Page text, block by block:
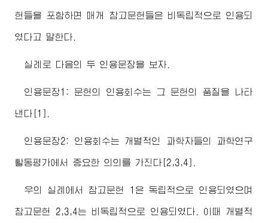
헌들을 포함하면 매개 참고문헌들은 비독립적으로 인용되
였다고 말한다.
실례로 다음의 두 인용문장을 보자.
인용문장1: 문헌의 인용회수는 그 문헌의 품질을 나타
낸다[1].
인용문장2: 인용회수는 개별적인 과학자들의 과학연구
활동평가에서 중요한 의의를 가진다[2,3,4].
우의 실례에서 참고문헌 1은 독립적으로 인용되였으며
참고문헌 2,3,4는 비독립적으로 인용되였다. 이때 개별적